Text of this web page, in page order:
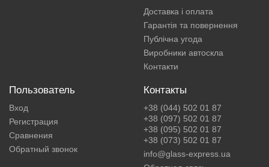
Доставка і оплата
Гарантія та повернення
Публічна угода
Виробники автоскла
Контакти
Пользователь
Вход
Регистрация
Сравнения
Обратный звонок
Контакты
+38 (044) 502 01 87
+38 (097) 502 01 87
+38 (095) 502 01 87
+38 (073) 502 01 87
info@glass-express.ua